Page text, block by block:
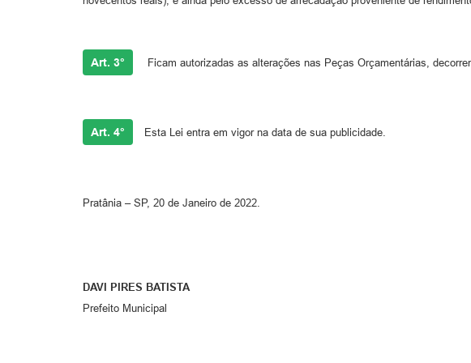
Art. 3° Ficam autorizadas as alterações nas Peças Orçamentárias,
Art. 4° Esta Lei entra em vigor na data de sua publicidade.
Pratânia – SP, 20 de Janeiro de 2022.
DAVI PIRES BATISTA
Prefeito Municipal